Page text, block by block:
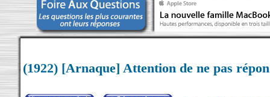
(1922) [Arnaque] Attention de ne pas